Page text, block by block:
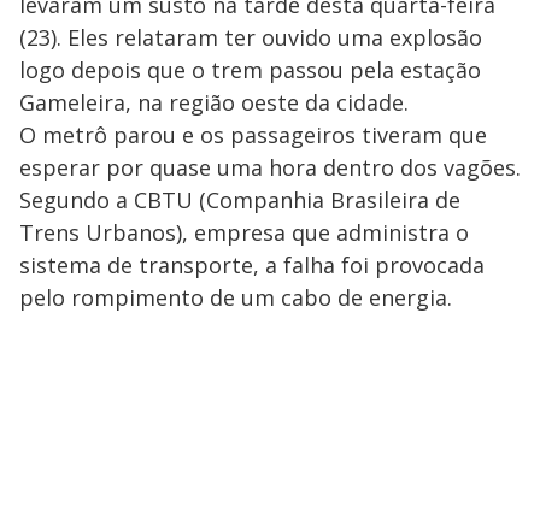
(23). Eles relataram ter ouvido uma explosão
logo depois que o trem passou pela estação
Gameleira, na região oeste da cidade.
O metrô parou e os passageiros tiveram que
esperar por quase uma hora dentro dos vagões.
Segundo a CBTU (Companhia Brasileira de
Trens Urbanos), empresa que administra o
sistema de transporte, a falha foi provocada
pelo rompimento de um cabo de energia.